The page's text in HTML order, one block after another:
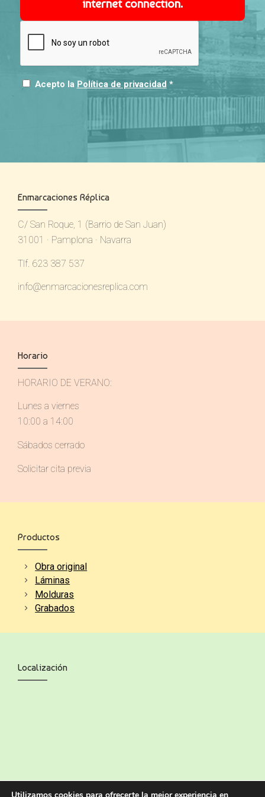
internet connection.
Acepto la Política de privacidad *
Enmarcaciones Réplica
C/ San Roque, 1 (Barrio de San Juan)
31001 · Pamplona · Navarra
Tlf. 623 387 537
info@enmarcacionesreplica.com
Horario
HORARIO DE VERANO:
Lunes a viernes
10:00 a 14:00
Sábados cerrado
Solicitar cita previa
Productos
Obra original
Láminas
Molduras
Grabados
Localización